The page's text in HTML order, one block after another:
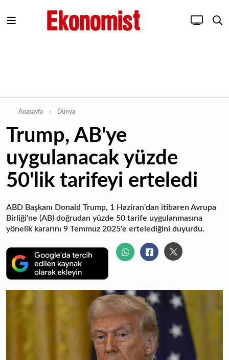
Anasayfa Dünya
Trump, AB'ye
uygulanacak yüzde
50'lik tarifeyi erteledi
ABD Başkanı Donald Trump, 1 Haziran'dan itibaren Avrupa
Birliği'ne (AB) doğrudan yüzde 50 tarife uygulanmasına
yönelik kararını 9 Temmuz 2025'e ertelediğini duyurdu.